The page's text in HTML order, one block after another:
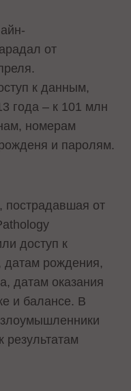
от
к данным,
года – к 101 млн
номерам
и паролям.
пострадавшая от
доступ к
рождения,
датам оказания
и балансе. В
результатам